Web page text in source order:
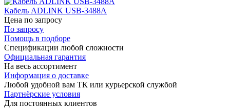
Кабель ADLINK USB-3488A
Цена по запросу
По запросу
Помощь в подборе
Спецификации любой сложности
Официальная гарантия
На весь ассортимент
Информация о доставке
Любой удобной вам ТК или курьерской службой
Партнёрские условия
Для постоянных клиентов